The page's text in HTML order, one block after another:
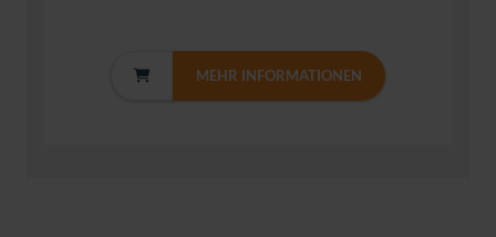
MEHR INFORMATIONEN